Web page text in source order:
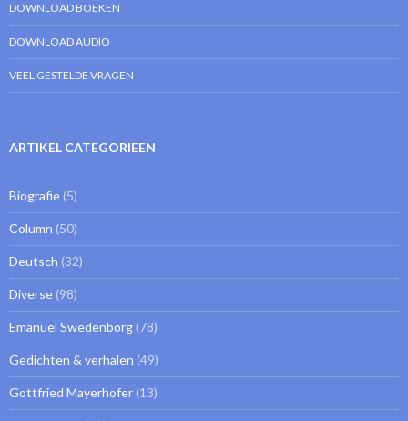
DOWNLOAD BOEKEN
DOWNLOAD AUDIO
VEEL GESTELDE VRAGEN
ARTIKEL CATEGORIEEN
Biografie (5)
Column (50)
Deutsch (32)
Diverse (98)
Emanuel Swedenborg (78)
Gedichten & verhalen (49)
Gottfried Mayerhofer (13)